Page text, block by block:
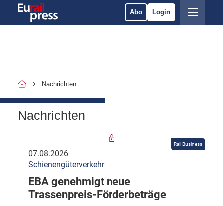
Abo Login
Nachrichten
Nachrichten
Rail Business
07.08.2026
Schienengüterverkehr
EBA genehmigt neue
Trassenpreis-Förderbeträge